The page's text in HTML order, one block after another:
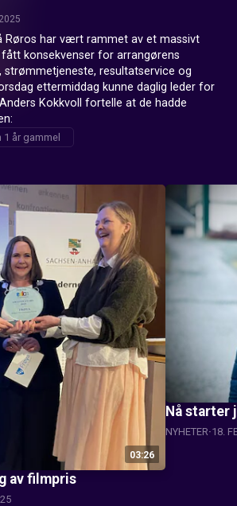
Røros har vært rammet av et massivt
konsekvenser for arrangørens
strømmetjeneste, resultatservice og
ettermiddag kunne daglig leder for
Kokkvoll fortelle at de hadde
1 år gammel
03:26
av filmpris
Nå starter
NYHETER 18.